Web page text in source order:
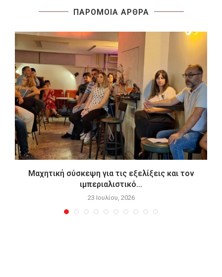
ΠΑΡΟΜΟΙΑ ΑΡΘΡΑ
Μαχητική σύσκεψη για τις εξελίξεις και τον
ιμπεριαλιστικό...
23 Ιουλίου, 2026